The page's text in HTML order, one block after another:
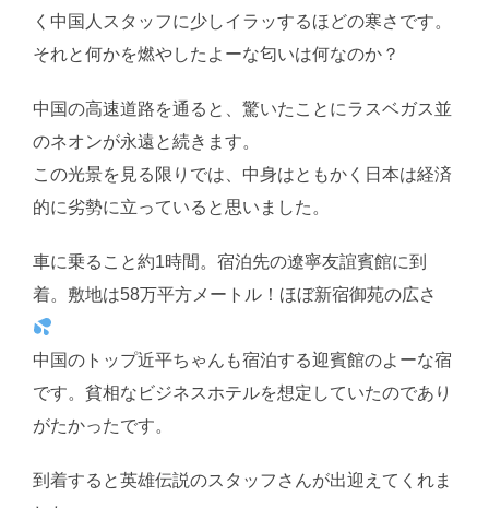
く中国人スタッフに少しイラッするほどの寒さです。
それと何かを燃やしたよーな匂いは何なのか？
中国の高速道路を通ると、驚いたことにラスベガス並
のネオンが永遠と続きます。
この光景を見る限りでは、中身はともかく日本は経済
的に劣勢に立っていると思いました。
車に乗ること約1時間。宿泊先の遼寧友誼賓館に到
着。敷地は58万平方メートル！ほぼ新宿御苑の広さ
中国のトップ近平ちゃんも宿泊する迎賓館のよーな宿
です。貧相なビジネスホテルを想定していたのであり
がたかったです。
到着すると英雄伝説のスタッフさんが出迎えてくれま